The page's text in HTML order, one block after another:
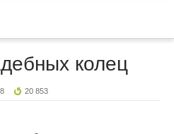
колец
20 853